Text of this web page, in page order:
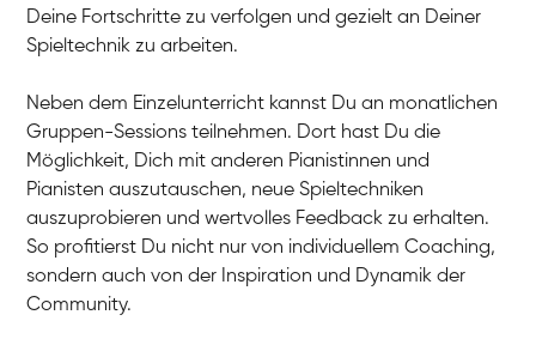
Deine Fortschritte zu verfolgen und gezielt an Deiner
Spieltechnik zu arbeiten.
Neben dem Einzelunterricht kannst Du an monatlichen
Gruppen-Sessions teilnehmen. Dort hast Du die
Möglichkeit, Dich mit anderen Pianistinnen und
Pianisten auszutauschen, neue Spieltechniken
auszuprobieren und wertvolles Feedback zu erhalten.
So profitierst Du nicht nur von individuellem Coaching,
sondern auch von der Inspiration und Dynamik der
Community.